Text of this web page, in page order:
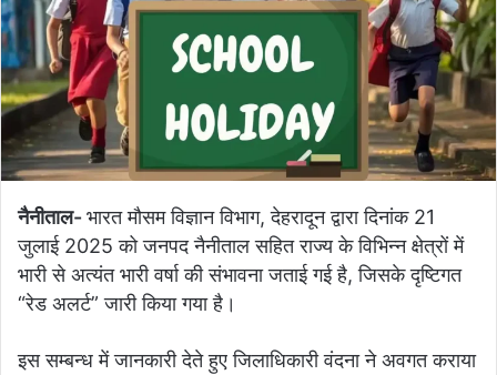
नैनीताल-भारत मौसम विज्ञान विभाग, देहरादून द्वारा दिनांक 21
जुलाई 2025 को जनपद नैनीताल सहित राज्य के विभिन्न क्षेत्रों में
भारी से अत्यंत भारी वर्षा की संभावना जताई गई है, जिसके दृष्टिगत
“रेड अलर्ट” जारी किया गया है।
इस सम्बन्ध में जानकारी देते हुए जिलाधिकारी वंदना ने अवगत कराया